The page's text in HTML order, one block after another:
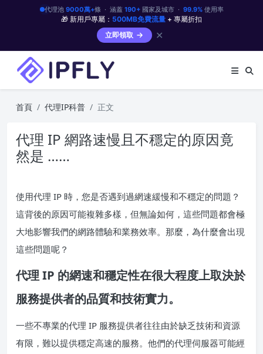
代理池 9000萬+條 · 涵蓋 190+國家及城市 · 99.9%使用率
🎁 新用戶專屬： 500MB免費流量 + 專屬折扣
立即領取
✕
首頁 代理IP科普 正文
代理 IP 網路速慢且不穩定的原因竟
然是 ……
使用代理 IP 時，您是否遇到過網速緩慢和不穩定的問題？
這背後的原因可能複雜多樣，但無論如何，這些問題都會極
大地影響我們的網路體驗和業務效率。那麼，為什麼會出現
這些問題呢？
代理 IP 的網速和穩定性在很大程度上取決於
服務提供者的品質和技術實力。
一些不專業的代理 IP 服務提供者往往由於缺乏技術和資源
有限，難以提供穩定高速的服務。他們的代理伺服器可能經